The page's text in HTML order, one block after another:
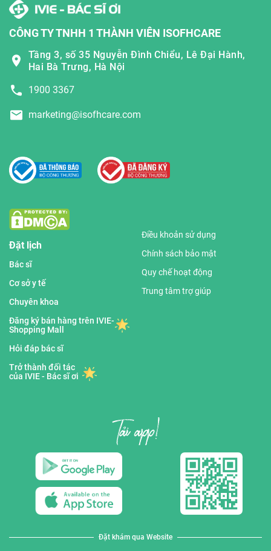
CÔNG TY TNHH 1 THÀNH VIÊN ISOFHCARE
Tầng 3, số 35 Nguyễn Đình Chiểu, Lê Đại Hành,
Hai Bà Trưng, Hà Nội
1900 3367
marketing@isofhcare.com
Đặt lịch
Bác sĩ
Cơ sở y tế
Chuyên khoa
Đăng ký bán hàng trên IVIE-
Shopping Mall
Hỏi đáp bác sĩ
Trở thành đối tác
của IVIE - Bác sĩ ơi
Điều khoản sử dụng
Chính sách bảo mật
Quy chế hoạt động
Trung tâm trợ giúp
Đặt khám qua Website